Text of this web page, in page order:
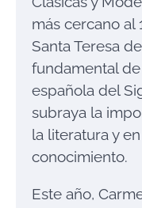
más cercano al
Santa Teresa
fundamental
española del
subraya la
la literatura y
conocimiento.
Este año,